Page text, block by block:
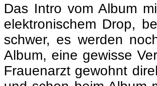
Das Intro vom Album
elektronischem Drop,
schwer, es werden
Album, eine gewisse
Frauenarzt gewohnt